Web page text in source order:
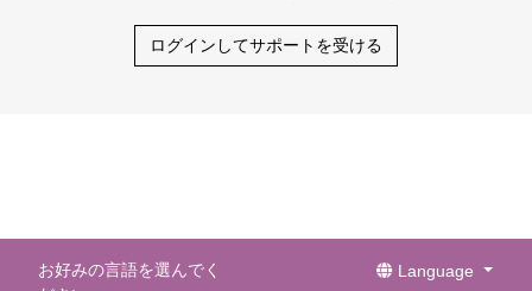
ログインしてサポートを受ける
お好みの言語を選んでく
Language